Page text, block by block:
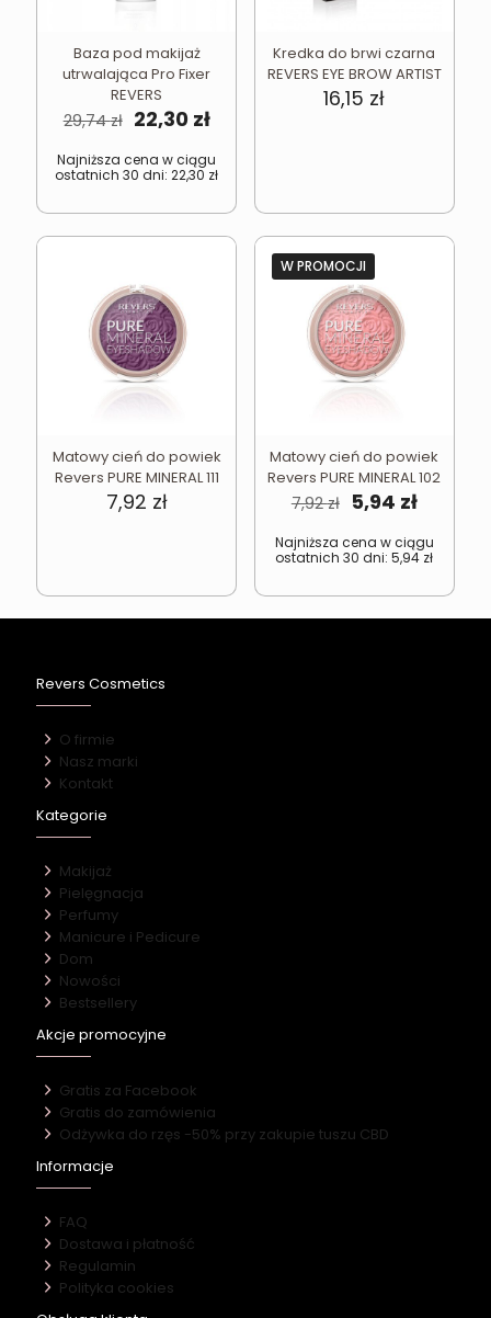
Baza pod makijaż
utrwalająca Pro Fixer
REVERS
29,74zł Pierwotna
wynosiła:
29,74 zł.
22,30 złAktualna
wynosi:
22,30 zł.
Najniższa cena w ciągu
ostatnich 30 dni:22,30 zł
Kredka do brwi czarna
REVERS EYE BROW ARTIST
16,15 zł
Matowy cień do powiek
Revers PURE MINERAL 111
7,92 zł
W PROMOCJI
Matowy cień do powiek
Revers PURE MINERAL 102
7,92zł Pierwotna
wynosiła:
7,92 zł.
5,94 zł
wynosi:
5,94 zł.
Najniższa cena w ciągu
ostatnich 30 dni:5,94 zł
Revers Cosmetics
O firmie
Nasz marki
Kontakt
Kategorie
Makijaż
Pielęgnacja
Perfumy
Manicure i Pedicure
Dom
Nowości
Bestsellery
Akcje promocyjne
Gratis za Facebook
Gratis do zamówienia
Odżywka do rzęs -50% przy zakupie tuszu CBD
Informacje
FAQ
Dostawa i płatność
Regulamin
Polityka cookies